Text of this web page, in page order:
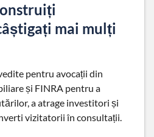
mai mulți
pentru avocații din
și FINRA pentru a
a atrage investitori și
vizitatorii în consultații.